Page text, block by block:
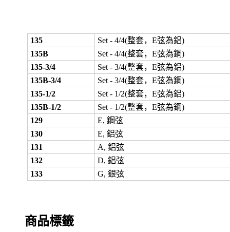
135
Set - 4/4(整套，E弦為鋁)
135B
Set - 4/4(整套，E弦為鋼)
135-3/4
Set - 3/4(整套，E弦為鋁)
135B-3/4
Set - 3/4(整套，E弦為鋼)
135-1/2
Set - 1/2(整套，E弦為鋁)
135B-1/2
Set - 1/2(整套，E弦為鋼)
129
E, 鋼弦
130
E, 鋁弦
131
A, 鋁弦
132
D, 鋁弦
133
G, 銀弦
商品標籤